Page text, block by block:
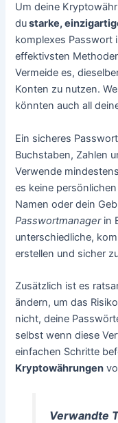
Um deine
dustarke,
komplexes Passwort
effektivsten
Vermeide es,
Konten zu nutzen.
könnten auch all
Ein sicheres
Buchstaben, Zahlen
Verwende
es keine
Namen oder dein
Passwortmanagerin
unterschiedliche,
erstellen und sicher
Zusätzlich ist es
ändern, um das
nicht, deine
selbst wenn diese
einfachen Schritte
Kryptowährungen
Verwandte